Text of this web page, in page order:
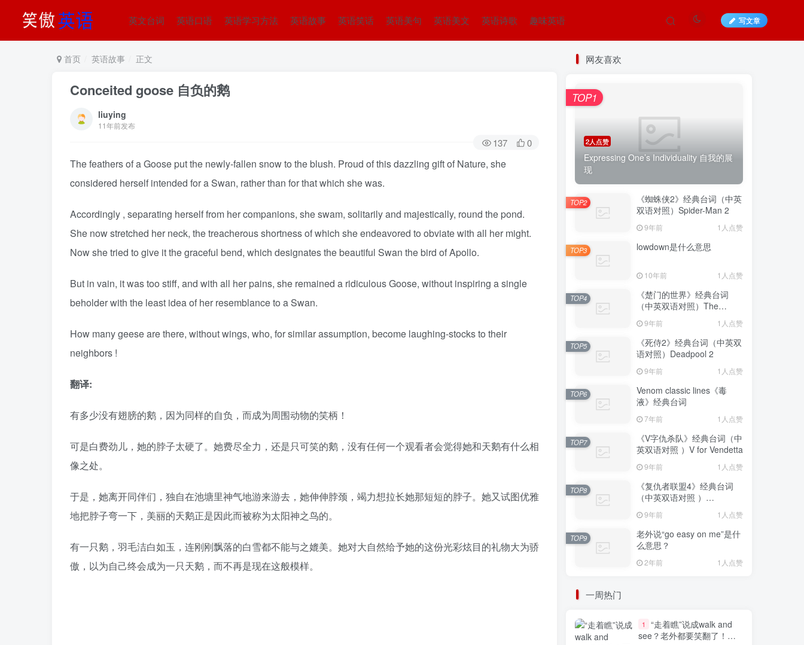
英文台词 英语口语 英语学习方法 英语故事 英语笑话 英语美句 英语美文 英语诗歌 趣味英语 写文章
首页 英语故事 正文
Conceited goose 自负的鹅
liuying
11年前发布
137 0
The feathers of a Goose put the newly-fallen snow to the blush. Proud of this dazzling gift of Nature, she
considered herself intended for a Swan, rather than for that which she was.
Accordingly , separating herself from her companions, she swam, solitarily and majestically, round the pond.
She now stretched her neck, the treacherous shortness of which she endeavored to obviate with all her might.
Now she tried to give it the graceful bend, which designates the beautiful Swan the bird of Apollo.
But in vain, it was too stiff, and with all her pains, she remained a ridiculous Goose, without inspiring a single
beholder with the least idea of her resemblance to a Swan.
How many geese are there, without wings, who, for similar assumption, become laughing-stocks to their
neighbors !
翻译:
有多少没有翅膀的鹅，因为同样的自负，而成为周围动物的笑柄！
可是白费劲儿，她的脖子太硬了。她费尽全力，还是只可笑的鹅，没有任何一个观看者会觉得她和天鹅有什么相
像之处。
于是，她离开同伴们，独自在池塘里神气地游来游去，她伸伸脖颈，竭力想拉长她那短短的脖子。她又试图优雅
地把脖子弯一下，美丽的天鹅正是因此而被称为太阳神之鸟的。
有一只鹅，羽毛洁白如玉，连刚刚飘落的白雪都不能与之媲美。她对大自然给予她的这份光彩炫目的礼物大为骄
傲，以为自己终会成为一只天鹅，而不再是现在这般模样。
网友喜欢
2人点赞
Expressing One’s Individuality 自我的展
现
TOP1
《蜘蛛侠2》经典台词（中英
双语对照）Spider-Man 2
9年前 1人点赞
TOP2
lowdown是什么意思
10年前 1人点赞
TOP3
《楚门的世界》经典台词
（中英双语对照）The
9年前 1人点赞
TOP4
《死侍2》经典台词（中英双
语对照）Deadpool 2
9年前 1人点赞
TOP5
Venom classic lines《毒
液》经典台词
7年前 1人点赞
TOP6
《V字仇杀队》经典台词（中
英双语对照 ）V for Vendetta
9年前 1人点赞
TOP7
《复仇者联盟4》经典台词
（中英双语对照 ）
Avengers: Endgame
9年前 1人点赞
TOP8
老外说“go easy on me”是什
么意思？
2年前 1人点赞
TOP9
一周热门
1
“走着瞧”说成walk and
see？老外都要笑翻了！不